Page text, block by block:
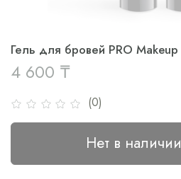
(0)
Гель для бровей PRO Makeup
4 600 ₸
Нет в наличии